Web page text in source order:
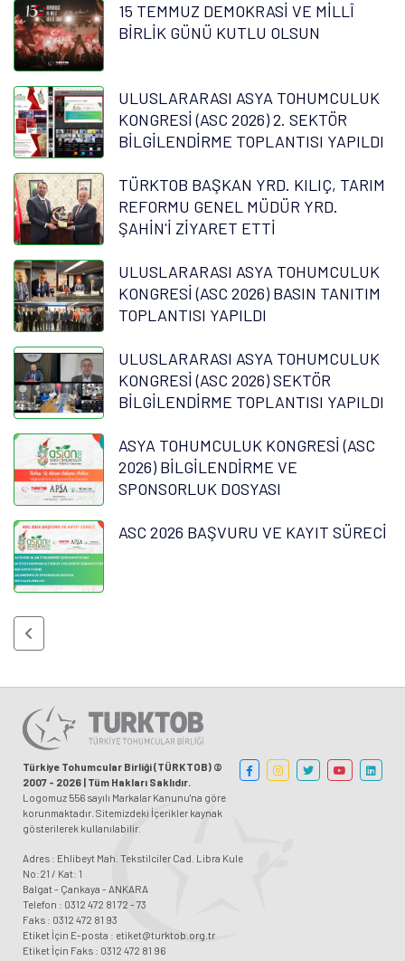
15 TEMMUZ DEMOKRASİ VE MİLLÎ
BİRLİK GÜNÜ KUTLU OLSUN
ULUSLARARASI ASYA TOHUMCULUK
KONGRESİ (ASC 2026) 2. SEKTÖR
BİLGİLENDİRME TOPLANTISI YAPILDI
TÜRKTOB BAŞKAN YRD. KILIÇ, TARIM
REFORMU GENEL MÜDÜR YRD.
ŞAHİN'İ ZİYARET ETTİ
ULUSLARARASI ASYA TOHUMCULUK
KONGRESİ (ASC 2026) BASIN TANITIM
TOPLANTISI YAPILDI
ULUSLARARASI ASYA TOHUMCULUK
KONGRESİ (ASC 2026) SEKTÖR
BİLGİLENDİRME TOPLANTISI YAPILDI
ASYA TOHUMCULUK KONGRESİ (ASC
2026) BİLGİLENDİRME VE
SPONSORLUK DOSYASI
ASC 2026 BAŞVURU VE KAYIT SÜRECİ
Türkiye Tohumcular Birliği (TÜRKTOB) ©
2007 - 2026 | Tüm Hakları Saklıdır.
Logomuz 556 sayılı Markalar Kanunu'na göre
korunmaktadır. Sitemizdeki İçerikler kaynak
gösterilerek kullanılabilir.
Adres : Ehlibeyt Mah. Tekstilciler Cad. Libra Kule
No:21 / Kat: 1
Balgat - Çankaya - ANKARA
Telefon : 0312 472 81 72 - 73
Faks : 0312 472 81 93
Etiket İçin E-posta : etiket@turktob.org.tr
Etiket İçin Faks : 0312 472 81 96